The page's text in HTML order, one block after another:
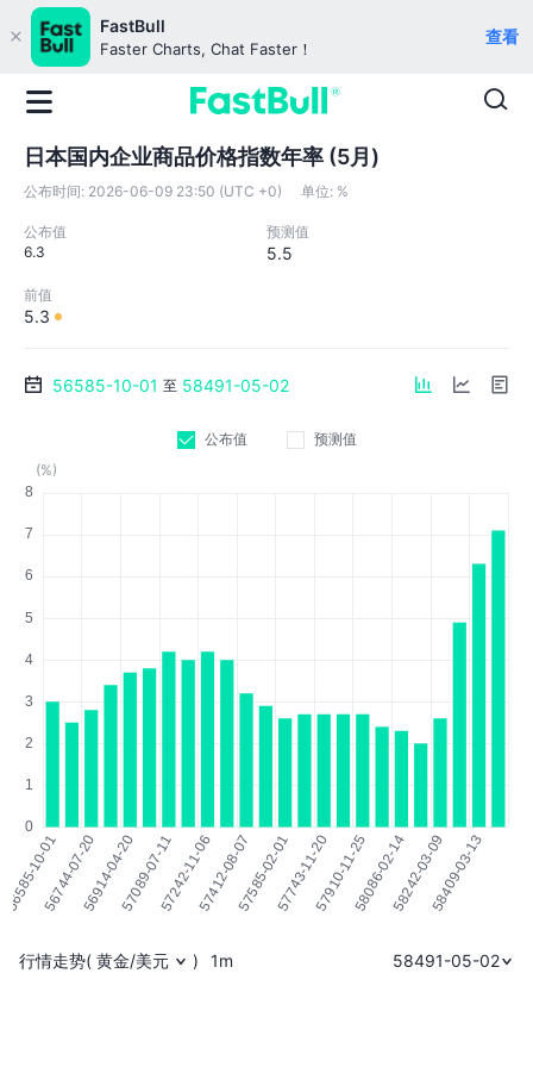
FastBull
Faster Charts, Chat Faster！
查看
日本国内企业商品价格指数年率 (5月)
公布时间: 2026-06-09 23:50 (UTC +0) 单位: %
公布值
6.3
预测值
5.5
前值
5.3
56585-10-01 至 58491-05-02
公布值
预测值
(%)
行情走势( 黄金/美元 ) 1m 58491-05-02